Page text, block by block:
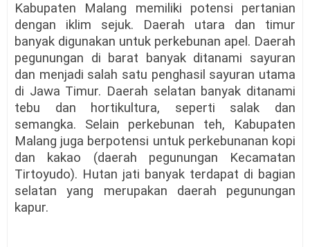
Kabupaten Malang memiliki potensi pertanian
dengan iklim sejuk. Daerah utara dan timur
banyak digunakan untuk perkebunan apel. Daerah
pegunungan di barat banyak ditanami sayuran
dan menjadi salah satu penghasil sayuran utama
di Jawa Timur. Daerah selatan banyak ditanami
tebu dan hortikultura, seperti salak dan
semangka. Selain perkebunan teh, Kabupaten
Malang juga berpotensi untuk perkebunanan kopi
dan kakao (daerah pegunungan Kecamatan
Tirtoyudo). Hutan jati banyak terdapat di bagian
selatan yang merupakan daerah pegunungan
kapur.